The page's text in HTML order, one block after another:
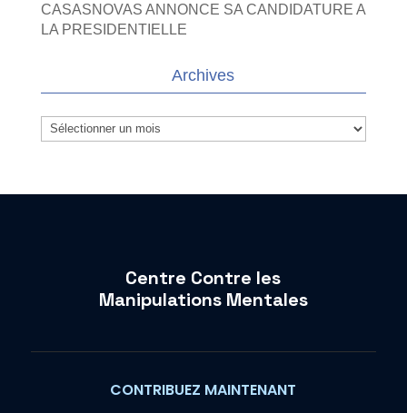
CASASNOVAS ANNONCE SA CANDIDATURE A
LA PRESIDENTIELLE
Archives
Archives
Centre Contre les
Manipulations Mentales
CONTRIBUEZ MAINTENANT